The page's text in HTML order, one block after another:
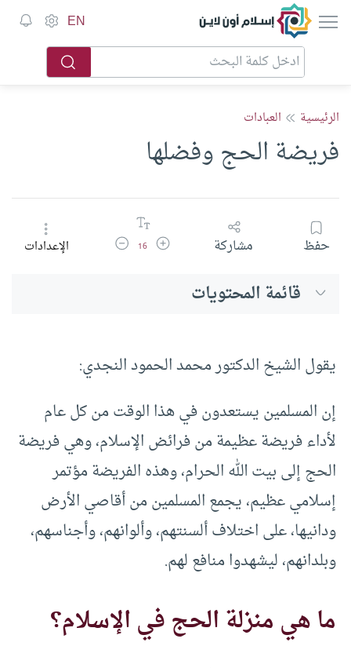
إسلام أون لاين EN
الرئيسية العبادات
فريضة الحج وفضلها
حفظ مشاركة زيادة حجم الخط
16 تقليل حجم الخطالإعدادات
قائمة المحتويات
يقول الشيخ الدكتور محمد الحمود النجدي:
إن المسلمين يستعدون في هذا الوقت من كل عام
لأداء فريضة عظيمة من فرائض الإسلام، وهي فريضة
الحج إلى بيت الله الحرام، وهذه الفريضة مؤتمر
إسلامي عظيم، يجمع المسلمين من أقاصي الأرض
ودانيها، على اختلاف ألسنتهم، وألوانهم، وأجناسهم،
وبلدانهم، ليشهدوا منافع لهم.
ما هي منزلة الحج في الإسلام؟